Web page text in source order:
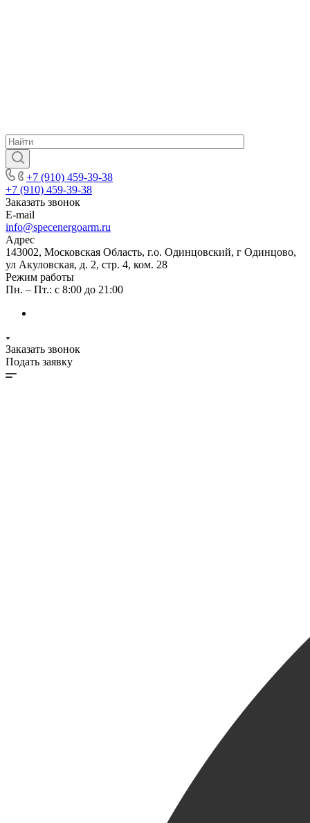
+7 (910) 459-39-38
+7 (910) 459-39-38
Заказать звонок
E-mail
info@specenergoarm.ru
Адрес
143002, Московская Область, г.о. Одинцовский, г Одинцово,
ул Акуловская, д. 2, стр. 4, ком. 28
Режим работы
Пн. – Пт.: с 8:00 до 21:00
Заказать звонок
Подать заявку